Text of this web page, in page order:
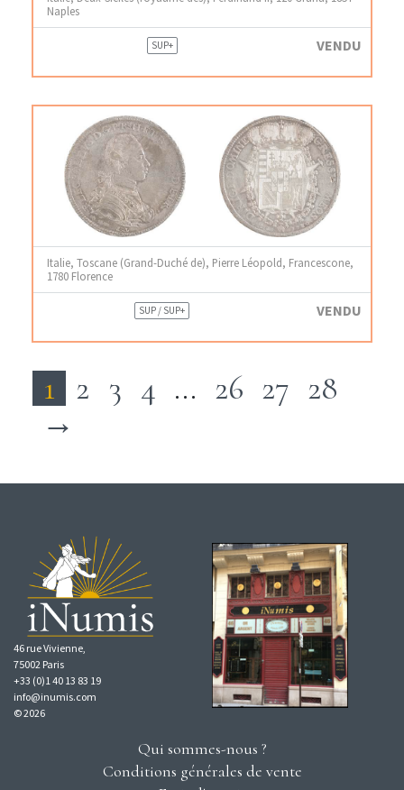
Naples
SUP+ VENDU
Italie, Toscane (Grand-Duché de), Pierre Léopold, Francescone,
1780 Florence
SUP / SUP+ VENDU
1 2 3 4 … 26 27 28
→
46 rue Vivienne,
75002 Paris
+33 (0)1 40 13 83 19
info@inumis.com
© 2026
Qui sommes-nous ?
Conditions générales de vente